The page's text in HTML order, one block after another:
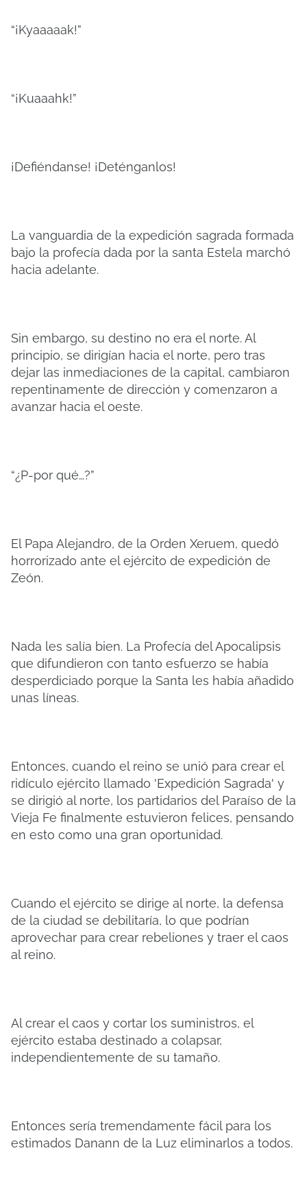
“¡Kyaaaaak!”
“¡Kuaaahk!”
¡Defiéndanse! ¡Deténganlos!
La vanguardia de la expedición sagrada formada
bajo la profecía dada por la santa Estela marchó
hacia adelante.
Sin embargo, su destino no era el norte. Al
principio, se dirigían hacia el norte, pero tras
dejar las inmediaciones de la capital, cambiaron
repentinamente de dirección y comenzaron a
avanzar hacia el oeste.
“¿P-por qué…?”
El Papa Alejandro, de la Orden Xeruem, quedó
horrorizado ante el ejército de expedición de
Zeón.
Nada les salía bien. La Profecía del Apocalipsis
que difundieron con tanto esfuerzo se había
desperdiciado porque la Santa les había añadido
unas líneas.
Entonces, cuando el reino se unió para crear el
ridículo ejército llamado 'Expedición Sagrada' y
se dirigió al norte, los partidarios del Paraíso de la
Vieja Fe finalmente estuvieron felices, pensando
en esto como una gran oportunidad.
Cuando el ejército se dirige al norte, la defensa
de la ciudad se debilitaría, lo que podrían
aprovechar para crear rebeliones y traer el caos
al reino.
Al crear el caos y cortar los suministros, el
ejército estaba destinado a colapsar,
independientemente de su tamaño.
Entonces sería tremendamente fácil para los
estimados Danann de la Luz eliminarlos a todos.